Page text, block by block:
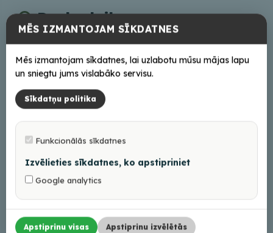
Darba laiks
+
MĒS IZMANTOJAM SĪKDATNES
Mēs izmantojam sīkdatnes, lai uzlabotu mūsu mājas lapu
un sniegtu jums vislabāko servisu.
Sīkdatņu politika
Funkcionālās sīkdatnes
Izvēlieties sīkdatnes, ko apstipriniet
Google analytics
Apstiprinu visas Apstiprinu izvēlētās